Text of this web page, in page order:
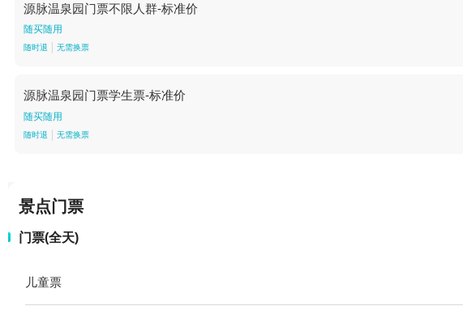
源脉温泉园门票不限人群-标准价
随买随用
随时退 无需换票
源脉温泉园门票学生票-标准价
随买随用
随时退 无需换票
景点门票
门票(全天)
儿童票